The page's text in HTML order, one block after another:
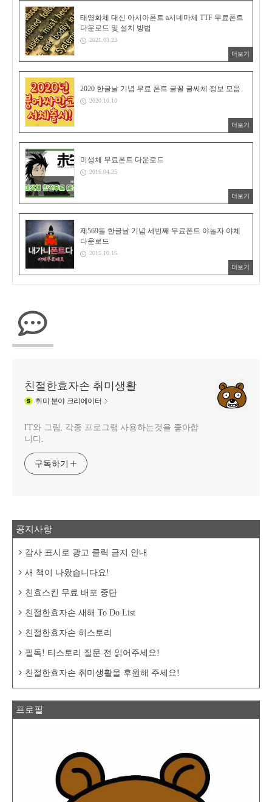
태영화체 대신 아시아폰트 a시네마체 TTF 무료폰트
다운로드 및 설치 방법
2021.03.23
더보기
2020 한글날 기념 무료 폰트 글꼴 글씨체 정보 모음
2020.10.10
더보기
미생체 무료폰트 다운로드
2016.04.25
더보기
제569돌 한글날 기념 세번째 무료폰트 야놀자 야체
다운로드
2015.10.15
더보기
친절한효자손 취미생활
취미 분야 크리에이터
IT와 그림, 각종 프로그램 사용하는것을 좋아합
니다.
구독하기
공지사항
감사 표시로 광고 클릭 금지 안내
새 책이 나왔습니다요!
친효스킨 무료 배포 중단
친절한효자손 새해 To Do List
친절한효자손 히스토리
필독! 티스토리 질문 전 읽어주세요!
친절한효자손 취미생활을 후원해 주세요!
프로필